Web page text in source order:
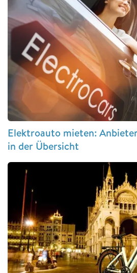
Elektroauto mieten:
in der Übersicht